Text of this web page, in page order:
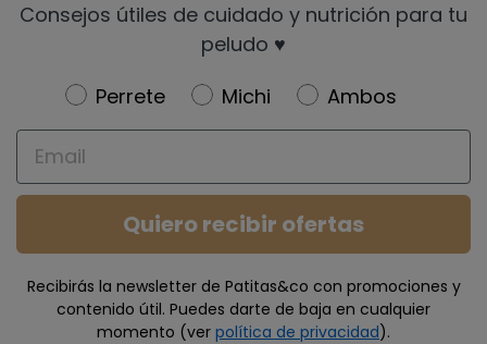
Consejos útiles de cuidado y nutrición para tu
peludo ♥️
Newsletter
Perrete Michi
Ambos
Email
Quiero recibir ofertas
Recibirás la newsletter de Patitas&co con promociones y
contenido útil. Puedes darte de baja en cualquier
momento (ver política de privacidad).